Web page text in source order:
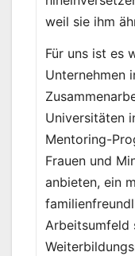
weil sie ihm
Für uns ist es
Unternehmen
Universitäten
Mentoring-
Frauen und
anbieten, ein
Arbeitsumfeld